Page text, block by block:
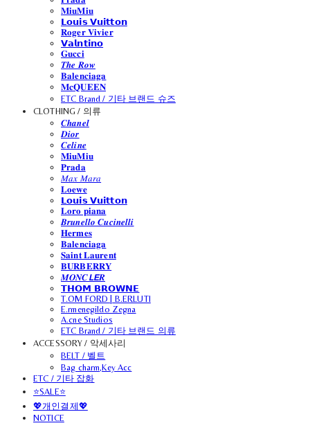
𝐌𝐢𝐮𝐌𝐢𝐮
𝗟𝗼𝘂𝗶𝘀 𝗩𝘂𝗶𝘁𝘁𝗼𝗻
𝐑𝐨𝐠𝐞𝐫 𝐕𝐢𝐯𝐢𝐞𝐫
𝗩𝗮𝗹𝗻𝘁𝗶𝗻𝗼
𝐆𝐮𝐜𝐜𝐢
𝑻𝒉𝒆 𝑹𝒐𝒘
𝐁𝐚𝐥𝐞𝐧𝐜𝐢𝐚𝐠𝐚
𝐌𝐜𝐐𝐔𝐄𝐄𝐍
ETC Brand / 기타 브랜드 슈즈
CLOTHING / 의류
𝑪𝒉𝒂𝒏𝒆𝒍
𝑫𝒊𝒐𝒓
𝑪𝒆𝒍𝒊𝒏𝒆
𝐌𝐢𝐮𝐌𝐢𝐮
𝐏𝐫𝐚𝐝𝐚
𝑀𝑎𝑥 𝑀𝑎𝑟𝑎
𝐋𝐨𝐞𝐰𝐞
𝗟𝗼𝘂𝗶𝘀 𝗩𝘂𝗶𝘁𝘁𝗼𝗻
𝐋𝐨𝐫𝐨 𝐩𝐢𝐚𝐧𝐚
𝑩𝒓𝒖𝒏𝒆𝒍𝒍𝒐 𝑪𝒖𝒄𝒊𝒏𝒆𝒍𝒍𝒊
𝐇𝐞𝐫𝐦𝐞𝐬
𝐁𝐚𝐥𝐞𝐧𝐜𝐢𝐚𝐠𝐚
𝐒𝐚𝐢𝐧𝐭 𝐋𝐚𝐮𝐫𝐞𝐧𝐭
𝐁𝐔𝐑𝐁𝐄𝐑𝐑𝐘
𝑴𝑶𝑵𝑪𝙇𝙀𝑹
𝗧𝗛𝗢𝗠 𝗕𝗥𝗢𝗪𝗡𝗘
T.OM FORD | B.ERLUTI
E.rmenegildo Zegna
A.cne Studios
ETC Brand / 기타 브랜드 의류
ACCESSORY / 악세사리
BELT / 벨트
Bag charm,Key Acc
ETC / 기타 잡화
⭐SALE⭐
💖개인결제💖
NOTICE